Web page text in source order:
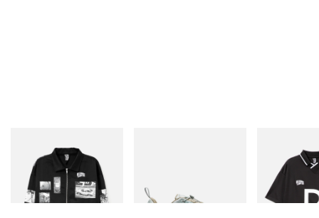
Billionaire Boys Club X
Initial D Cotton Jacket
今すぐ購入
今すぐ購入
Billionaire
Initial D Game
今すぐ購入